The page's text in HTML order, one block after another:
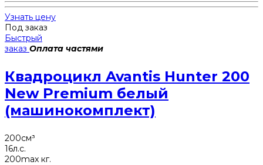
Узнать цену
Под заказ
Быстрый
заказ Оплата частями
Квадроцикл Avantis Hunter 200
New Premium белый
(машинокомплект)
200см³
16л.с.
200max кг.